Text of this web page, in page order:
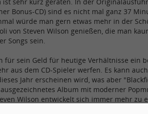
Bonus-CD) sind es nicht mal ganz 37
würde man gern etwas mehr in der
von Steven Wilson genießen, die man
Songs sein.
für sein Geld für heutige Verhältnisse ein
aus dem CD-Spieler werfen. Es kann
Jahr erscheinen wird, was aber
Album mit moderner
Wilson entwickelt sich immer mehr zu
der große Durchbruch in der Öffentlichkeit